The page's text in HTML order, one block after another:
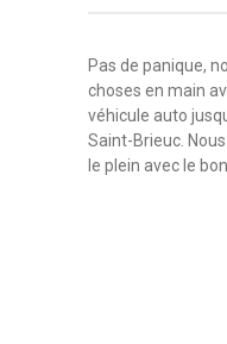
Pas de panique,
choses en main
véhicule auto
Saint-Brieuc.
le plein avec le